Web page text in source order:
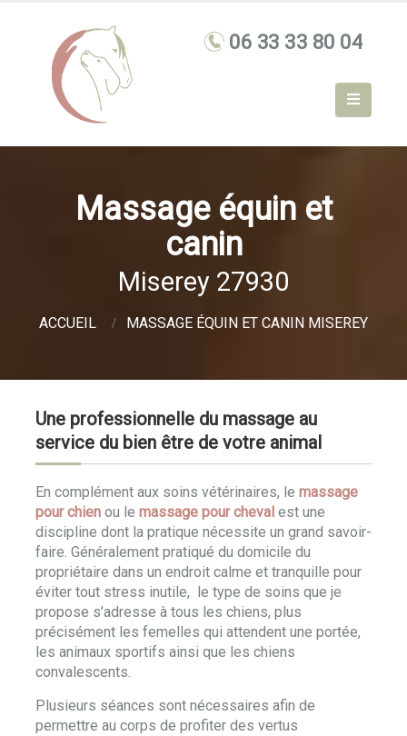
Massage équin et
canin
Miserey 27930
ACCUEIL MASSAGE ÉQUIN ET CANIN MISEREY
Une professionnelle du massage au
service du bien être de votre animal
En complément aux soins vétérinaires, le massage
pour chien ou le massage pour cheval est une
discipline dont la pratique nécessite un grand savoir-
faire. Généralement pratiqué du domicile du
propriétaire dans un endroit calme et tranquille pour
éviter tout stress inutile, le type de soins que je
propose s’adresse à tous les chiens, plus
précisément les femelles qui attendent une portée,
les animaux sportifs ainsi que les chiens
convalescents.
Plusieurs séances sont nécessaires afin de
permettre au corps de profiter des vertus